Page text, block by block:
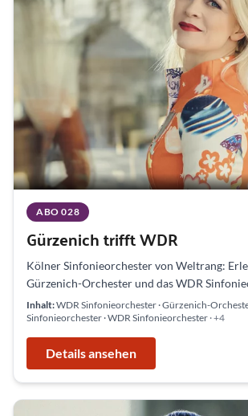
ABO 028
Gürzenich trifft WDR
Kölner Sinfonieorchester von Weltrang:
Gürzenich-Orchester und das WDR
Inhalt:WDR Sinfonieorchester · Gürzenich-
Sinfonieorchester · WDR Sinfonieorchester · +4
Details ansehen